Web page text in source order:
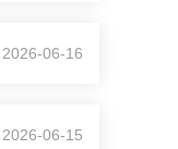
2026-06-16
2026-06-15